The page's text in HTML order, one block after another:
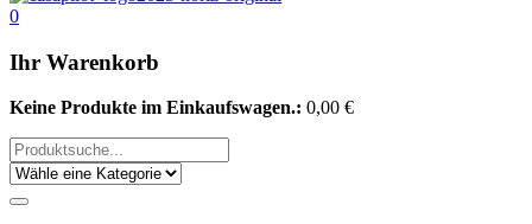
0
Ihr Warenkorb
Keine Produkte im Einkaufswagen.: 0,00 €